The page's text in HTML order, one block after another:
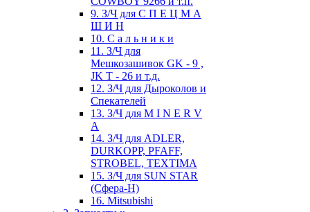
9. З/Ч для С П Е Ц М А
Ш И Н
10. С а л ь н и к и
11. З/Ч для
Мешкозашивок GK - 9 ,
JK T - 26 и т.д.
12. З/Ч для Дыроколов и
Спекателей
13. З/Ч для M I N E R V
A
14. З/Ч для ADLER,
DURKOPP, PFAFF,
STROBEL, TEXTIMA
15. З/Ч для SUN STAR
(Сфера-Н)
16. Mitsubishi